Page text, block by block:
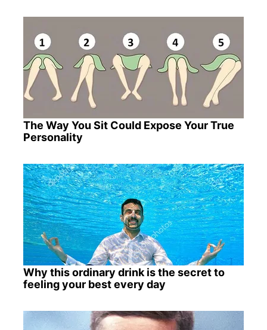
The Way You Sit Could Expose Your True
Personality
Why this ordinary drink is the secret to
feeling your best every day